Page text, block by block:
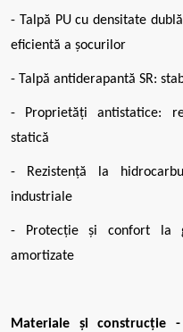
- Talpă PU cu densitate
eficientă a șocurilor
- Talpă antiderapantă SR:
- Proprietăți antistatice:
statică
- Rezistență la
industriale
- Protecție și confort la
amortizate
Materiale și construcție